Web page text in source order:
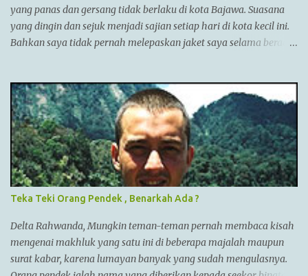
Punjab,India. Menurut AlQuran, Zulkarnain juga sempat
mengunjungi China dan membantu membangun Tembok Besar
China Alexander menyatukan ban...
yang panas dan gersang tidak berlaku di kota Bajawa. Suasana
yang dingin dan sejuk menjadi sajian setiap hari di kota kecil ini.
Bahkan saya tidak pernah melepaskan jaket saya selama berada
seperti Ruteng, Maumere, Ende dan lainnya. Kota yang terletak
di antara bukit-bukit dan gunung Enerie menjadikannya sejuk
layaknya kota Bandung di Jawa barat. Menuju kota ini juga
tergolong sangat mudah. Jika kita berada di Labuan Bajo, kita
bisa menuju Bajawa dengan pesawat langsung jenis ATR. Jika via
darat, kita bisa menuju Bajawa dengan travel ataupun bis namun
memakan waktu cukup lama sekitar 14 jam perjalanan. Nama
Bajawa sendiri berasal dari kata Bhajawa yang merupakan
sebuah kampung terbesar dari tujuh kampung yang ada di sisi
barat kota Bajawa. Tujuh kampung yang disebut “Nua Limazua”
...
Teka Teki Orang Pendek , Benarkah Ada ?
Delta Rahwanda, Mungkin teman-teman pernah membaca kisah
mengenai makhluk yang satu ini di beberapa majalah maupun
surat kabar, karena lumayan banyak yang sudah mengulasnya.